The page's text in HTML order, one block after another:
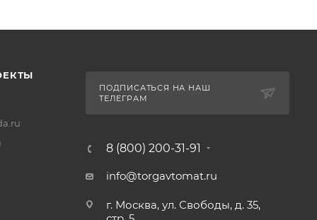
ПОДПИСАТЬСЯ НА НАШ
ТЕЛЕГРАМ
8 (800) 200-31-91
info@torgavtomat.ru
г. Москва, ул. Свободы, д. 35,